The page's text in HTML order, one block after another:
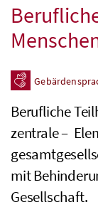
Berufliche
zentrale –
mit
Gesellschaft.